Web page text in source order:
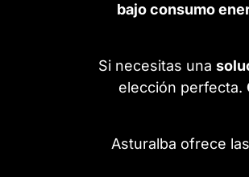
bajo consumo
Si necesitas una
elección perfecta.
Asturalba ofrece